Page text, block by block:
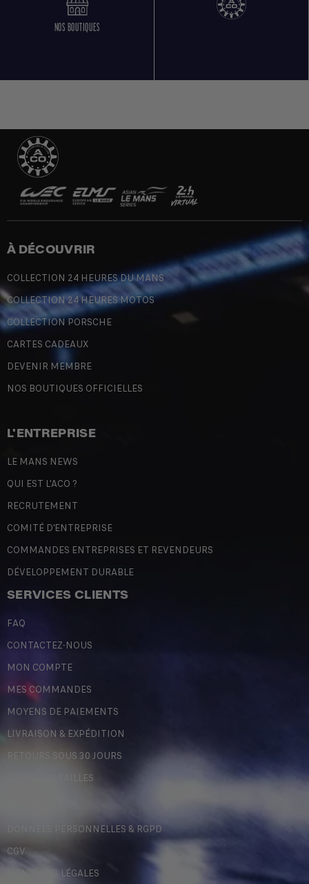
NOS BOUTIQUES
À DÉCOUVRIR
COLLECTION 24 HEURES DU MANS
COLLECTION 24 HEURES MOTOS
COLLECTION PORSCHE
CARTES CADEAUX
DEVENIR MEMBRE
NOS BOUTIQUES OFFICIELLES
L'ENTREPRISE
LE MANS NEWS
QUI EST L'ACO ?
RECRUTEMENT
COMITÉ D'ENTREPRISE
COMMANDES ENTREPRISES ET REVENDEURS
DÉVELOPPEMENT DURABLE
SERVICES CLIENTS
FAQ
CONTACTEZ-NOUS
MON COMPTE
MES COMMANDES
MOYENS DE PAIEMENTS
LIVRAISON & EXPÉDITION
RETOURS SOUS 30 JOURS
GUIDE DES TAILLES
DONNÉES PERSONNELLES & RGPD
CGV
MENTIONS LÉGALES